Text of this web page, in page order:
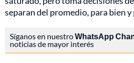
separan del promedio, para bien y
Síganos en nuestroWhatsApp
noticias de mayor interés